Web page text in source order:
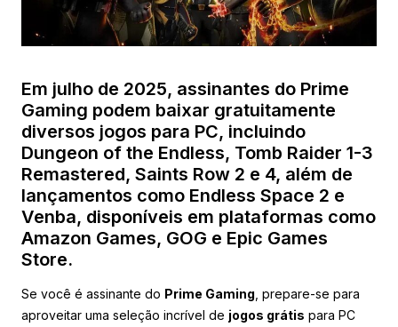
Em julho de 2025, assinantes do Prime
Gaming podem baixar gratuitamente
diversos jogos para PC, incluindo
Dungeon of the Endless, Tomb Raider 1-3
Remastered, Saints Row 2 e 4, além de
lançamentos como Endless Space 2 e
Venba, disponíveis em plataformas como
Amazon Games, GOG e Epic Games
Store.
Se você é assinante do Prime Gaming , prepare-se para
aproveitar uma seleção incrível de jogos grátis para PC